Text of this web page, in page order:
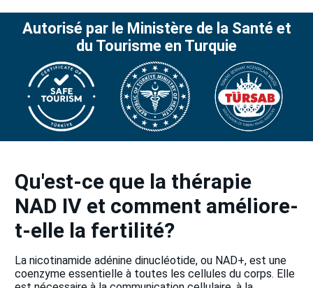
Autorisé par le Ministère de la Santé et
du Tourisme en Turquie
Qu'est-ce que la thérapie
NAD IV et comment améliore-
t-elle la fertilité?
La nicotinamide adénine dinucléotide, ou NAD+, est une
coenzyme essentielle à toutes les cellules du corps. Elle